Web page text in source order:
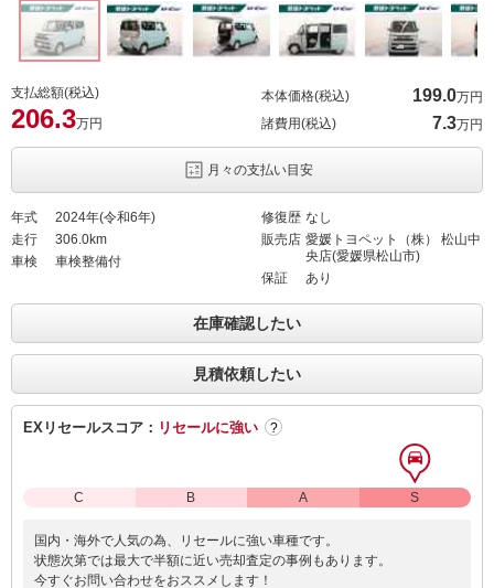
支払総額(税込)
206.3万円
本体価格(税込) 199.0万円
諸費用(税込)
7.3万円
月々の支払い目安
年式
2024年(令和6年)
走行
306.0km
車検
車検整備付
修復歴 なし
販売店 愛媛トヨペット（株） 松山中
央店(愛媛県松山市)
保証
あり
在庫確認したい
見積依頼したい
EXリセールスコア： リセールに強い ?
C B A S
国内・海外で人気の為、リセールに強い車種です。
状態次第では最大で半額に近い売却査定の事例もあります。
今すぐお問い合わせをおススメします！